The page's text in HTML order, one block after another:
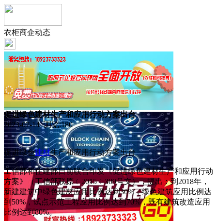
衣柜商企动态
促进绿色建材生产和应用行动方案出台
2023-07-14 浏览:180
促进绿色建材生产和应用行动方案出台
工信部和住建部日前联合印发《促进绿色建材生产和应用行动
方案》（工信部联原﹝2015﹞309号文），提出：到2018年，
新建建筑中绿色建材应用比例达到30%，绿色建筑应用比例达
到50%，试点示范工程应用比例达到70%，既有建筑改造应用
比例达到80%。